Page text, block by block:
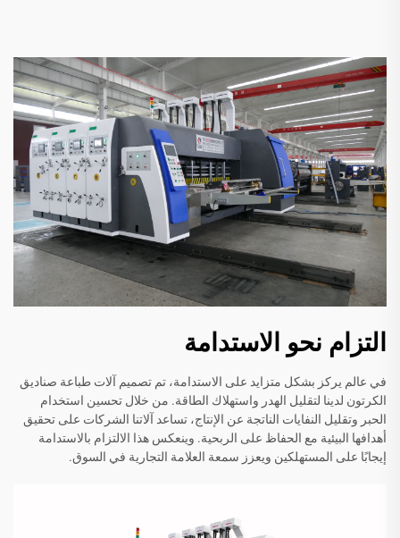
التزام نحو الاستدامة
في عالم يركز بشكل متزايد على الاستدامة، تم تصميم آلات طباعة صناديق
الكرتون لدينا لتقليل الهدر واستهلاك الطاقة. من خلال تحسين استخدام
الحبر وتقليل النفايات الناتجة عن الإنتاج، تساعد آلاتنا الشركات على تحقيق
أهدافها البيئية مع الحفاظ على الربحية. وينعكس هذا الالتزام بالاستدامة
إيجابًا على المستهلكين ويعزز سمعة العلامة التجارية في السوق.